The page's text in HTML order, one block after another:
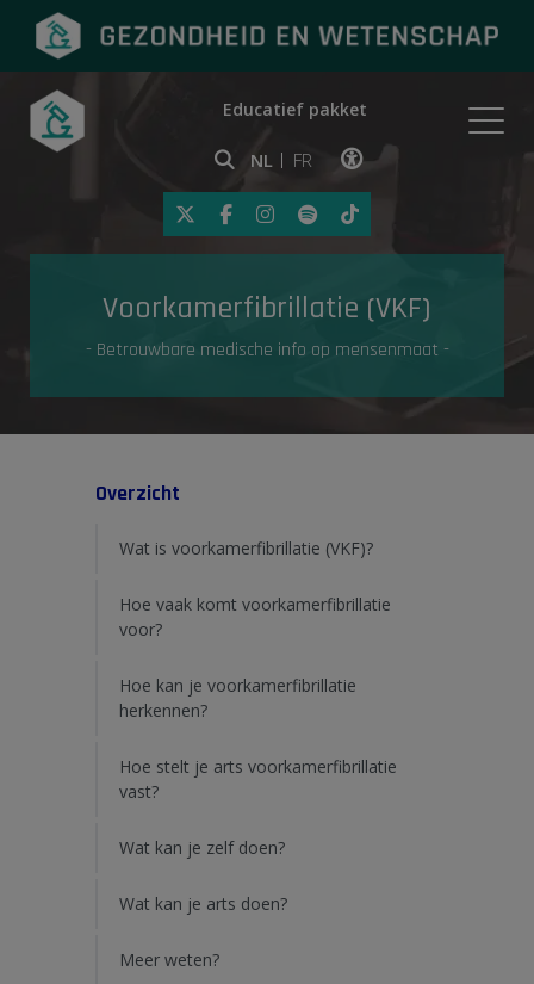
Onderwerpen
Gezondheid in de media
Educatief pakket
NL FR
Klik op deze link om
Voorkamerfibrillatie (VKF)
- Betrouwbare medische info op mensenmaat -
Overzicht
Wat is voorkamerfibrillatie (VKF)?
Hoe vaak komt voorkamerfibrillatie
voor?
Hoe kan je voorkamerfibrillatie
herkennen?
Hoe stelt je arts voorkamerfibrillatie
vast?
Wat kan je zelf doen?
Wat kan je arts doen?
Meer weten?